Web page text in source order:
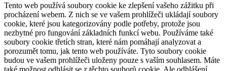
Tento web používá soubory cookie ke zlepšení vašeho zážitku při
procházení webem. Z nich se ve vašem prohlížeči ukládají soubory
cookie, které jsou kategorizovány podle potřeby, protože jsou
nezbytné pro fungování základních funkcí webu. Používáme také
soubory cookie třetích stran, které nám pomáhají analyzovat a
porozumět tomu, jak tento web používáte. Tyto soubory cookie
budou ve vašem prohlížeči uloženy pouze s vaším souhlasem. Máte
také možnost odhlásit se z těchto souborů cookie. Ale odhlášení